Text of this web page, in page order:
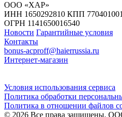
ООО «ХАР»
ИНН 1650292810 КПП 770401001
ОГРН 1141650016540
Новости Гарантийные условия
Контакты
bonus-acproff@haierrussia.ru
Интернет-магазин
Условия использования сервиса
Политика обработки
Политика в отношении файлов
© 2026 Все права защищены.